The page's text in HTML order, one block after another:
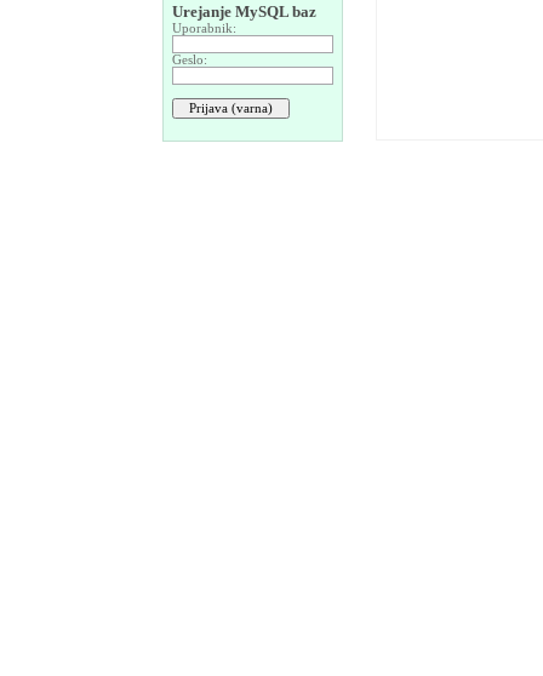
Urejanje MySQL baz
Uporabnik:
Geslo: